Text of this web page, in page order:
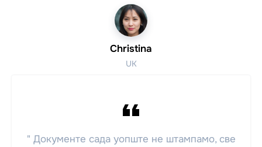
Christina
UK
" Документе сада уопште не штампамо, све